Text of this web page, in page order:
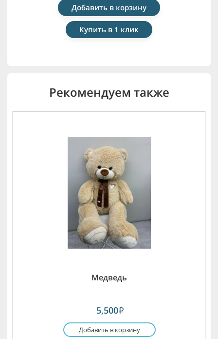
Добавить в корзину
Купить в 1 клик
Рекомендуем также
Медведь
5,500i
Добавить в корзину